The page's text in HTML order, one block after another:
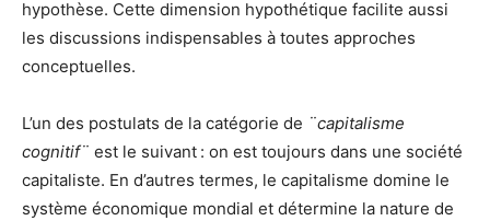
hypothèse. Cette dimension hypothétique facilite aussi
les discussions indispensables à toutes approches
conceptuelles.
L’un des postulats de la catégorie de ¨capitalisme
cognitif¨ est le suivant : on est toujours dans une société
capitaliste. En d’autres termes, le capitalisme domine le
système économique mondial et détermine la nature de